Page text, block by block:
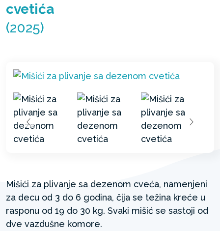
cvetića
(2025)
Mišići za plivanje sa dezenom cveća, namenjeni
za decu od 3 do 6 godina, čija se težina kreće u
rasponu od 19 do 30 kg. Svaki mišić se sastoji od
dve vazdušne komore.